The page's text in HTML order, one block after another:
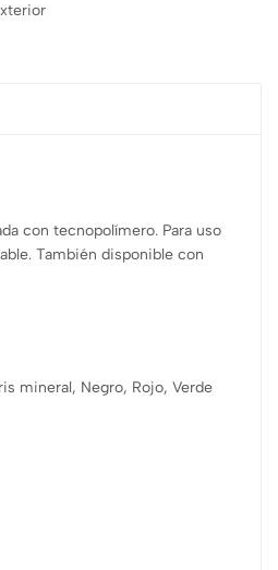
con tecnopolímero. Para uso
También disponible con
mineral, Negro, Rojo, Verde